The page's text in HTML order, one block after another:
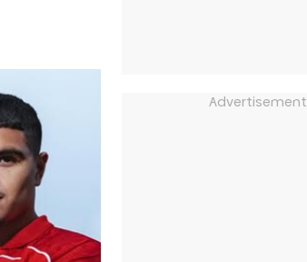
Advertisement